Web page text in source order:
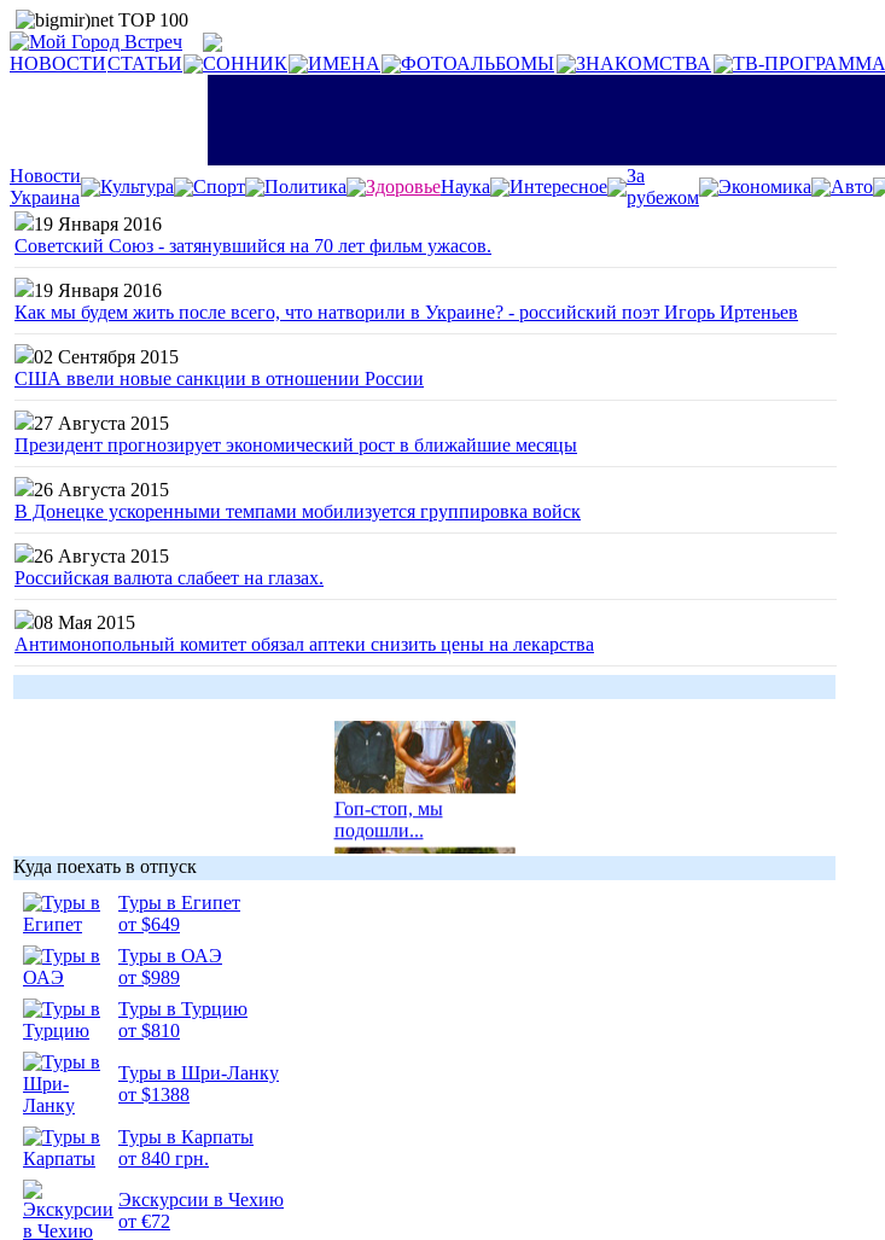
НОВОСТИСТАТЬИ СОННИК ИМЕНА ФОТОАЛЬБОМЫ ЗНАКОМСТВА ТВ-ПРОГРАММА
Новости
Украина
Культура Спорт Политика ЗдоровьеНаука Интересное
За
рубежом
Экономика
Авто
19 Января 2016
Советский Союз - затянувшийся на 70 лет фильм ужасов.
19 Января 2016
Как мы будем жить после всего, что натворили в Украине? - российский поэт Игорь Иртеньев
02 Сентября 2015
США ввели новые санкции в отношении России
27 Августа 2015
Президент прогнозирует экономический рост в ближайшие месяцы
26 Августа 2015
В Донецке ускоренными темпами мобилизуется группировка войск
26 Августа 2015
Российская валюта слабеет на глазах.
08 Мая 2015
Антимонопольный комитет обязал аптеки снизить цены на лекарства
Гоп-стоп, мы
подошли...
Куда поехать в отпуск
Туры в Египет
от $649
Туры в ОАЭ
от $989
Туры в Турцию
от $810
Туры в Шри-Ланку
от $1388
Туры в Карпаты
от 840 грн.
Экскурсии в Чехию
от €72